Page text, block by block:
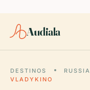
Audiala
DESTINOS RUSSIA
VLADYKINO